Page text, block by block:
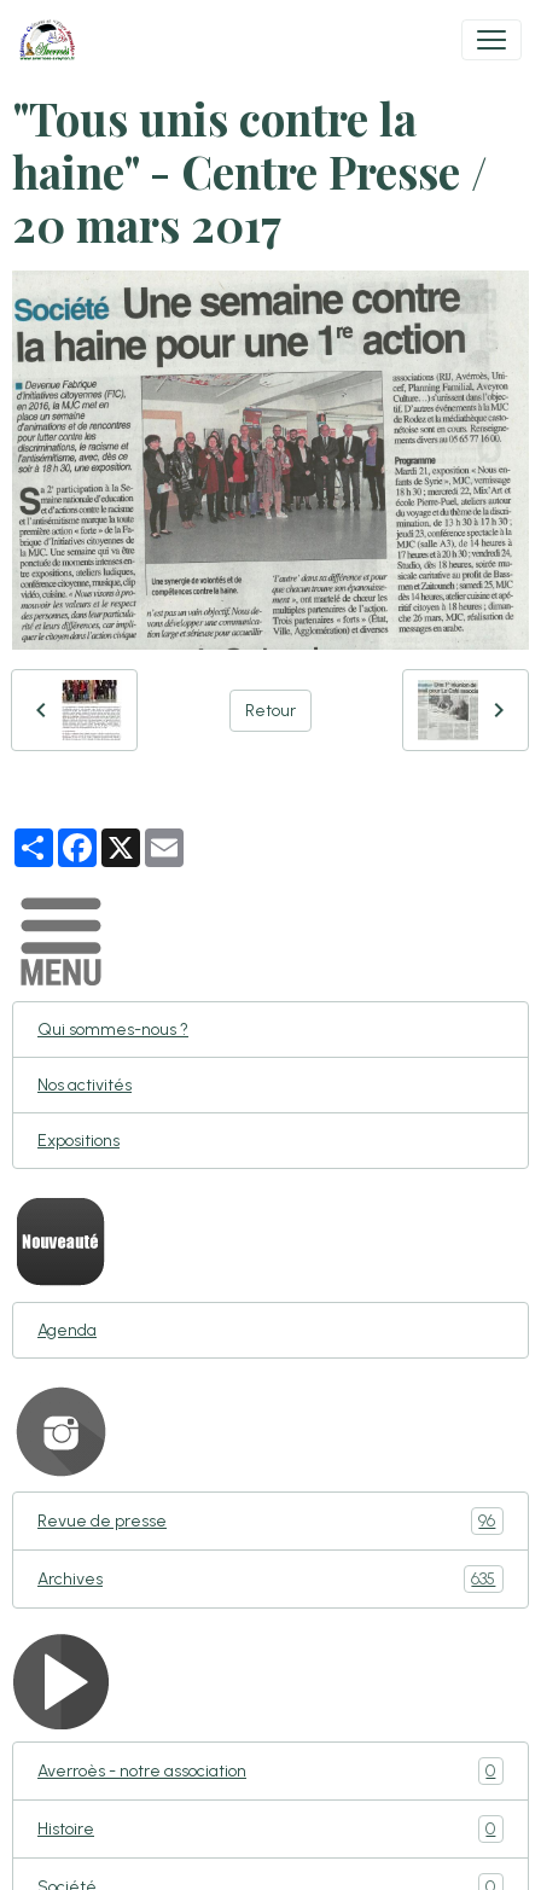
"Tous unis contre la
haine" - Centre Presse /
20 mars 2017
Retour
PartagerFacebook
X
Qui sommes-nous ?
Nos activités
Expositions
Agenda
Revue de presse 96
Archives 635
Averroès - notre association 0
Histoire 0